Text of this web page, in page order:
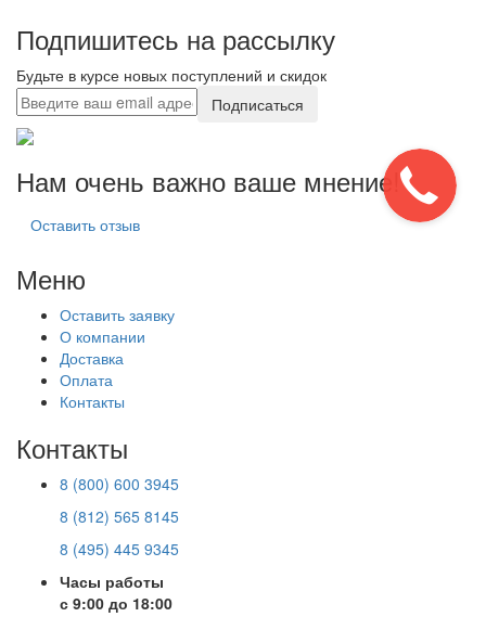
Подпишитесь на рассылку
Будьте в курсе новых поступлений и скидок
Подписаться
Нам очень важно ваше мнение!
Оставить отзыв
Меню
Оставить заявку
О компании
Доставка
Оплата
Контакты
Контакты
8 (800) 600 3945
8 (812) 565 8145
8 (495) 445 9345
Часы работы
с 9:00 до 18:00